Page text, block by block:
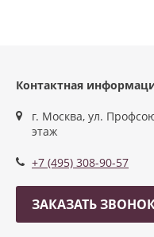
Контактная
г. Москва, ул.
этаж
+7 (495) 308-90-57
ЗАКАЗАТЬ